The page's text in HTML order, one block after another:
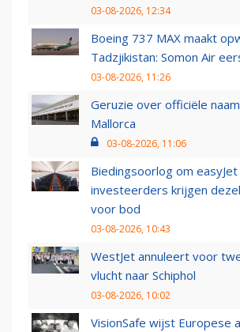
03-08-2026, 12:34
Boeing 737 MAX maakt
Tadzjikistan: Somon Air
03-08-2026, 11:26
Geruzie over officiële
Mallorca
03-08-2026, 11:06
Biedingsoorlog om
investeerders krijgen
voor bod
03-08-2026, 10:43
WestJet annuleert voor
vlucht naar Schiphol
03-08-2026, 10:02
VisionSafe wijst Europese